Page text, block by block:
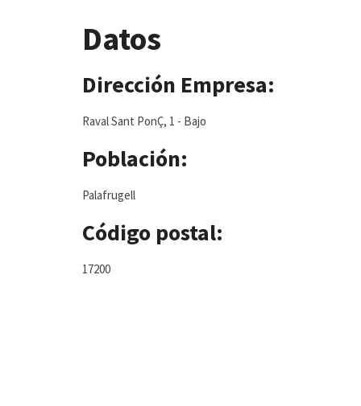
Datos
Dirección Empresa:
Raval Sant PonÇ, 1 - Bajo
Población:
Palafrugell
Código postal:
17200